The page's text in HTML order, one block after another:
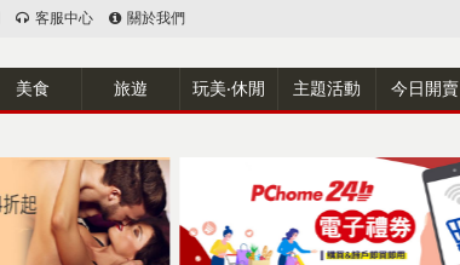
客服中心 關於我們
美食 旅遊 玩美‧休閒 主題活動 今日開賣